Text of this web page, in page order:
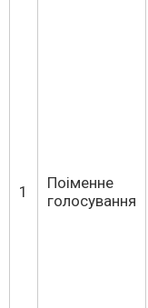
1
Поіменне
голосування